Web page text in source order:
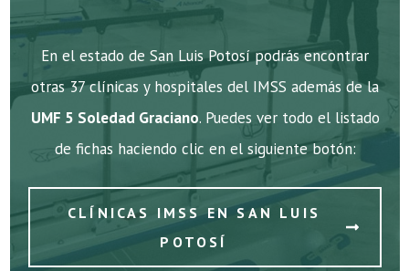
En el estado de San Luis Potosí podrás encontrar
otras 37 clínicas y hospitales del IMSS además de la
UMF 5 Soledad Graciano. Puedes ver todo el listado
de fichas haciendo clic en el siguiente botón:
CLÍNICAS IMSS EN SAN LUIS
POTOSÍ